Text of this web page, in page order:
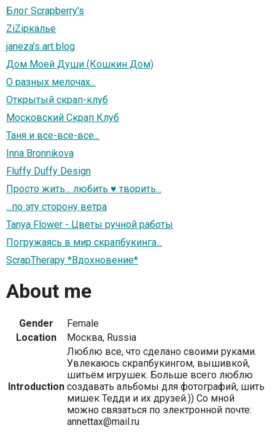
Блог Scrapberry's
ZiZiркалье
janeza's art blog
Дом Моей Души (Кошкин Дом)
О разных мелочах...
Открытый скрап-клуб
Московский Скрап Клуб
Таня и все-все-все...
Inna Bronnikova
Fluffy Duffy Design
Просто жить... любить ♥ творить...
...по эту сторону ветра
Tanya Flower - Цветы ручной работы
Погружаясь в мир скрапбукинга...
ScrapTherapy *Вдохновение*
About me
Gender
Female
Location
Москва, Russia
Introduction
Люблю все, что сделано своими руками.
Увлекаюсь скрапбукингом, вышивкой,
шитьём игрушек. Больше всего люблю
создавать альбомы для фотографий, шить
мишек Тедди и их друзей.)) Со мной
можно связаться по электронной почте:
annettax@mail.ru